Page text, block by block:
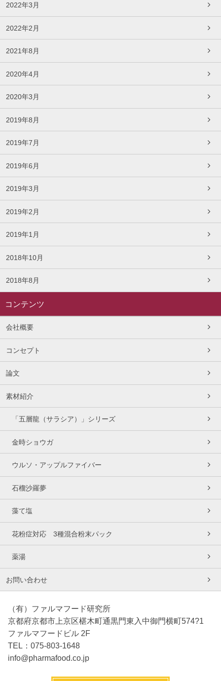
2022年3月
2022年2月
2021年8月
2020年4月
2020年3月
2019年8月
2019年7月
2019年6月
2019年3月
2019年2月
2019年1月
2018年10月
2018年8月
コンテンツ
会社概要
コンセプト
論文
素材紹介
「五層龍（サラシア）」シリーズ
金時ショウガ
ウルソ・アップルファイバー
石榴沙羅夢
藻て塩
花粉症対応 3種混合粉末パック
薬湯
お問い合わせ
（有）ファルマフード研究所
京都府京都市上京区椹木町通黒門東入中御門横町574?1
ファルマフードビル 2F
TEL：075-803-1648
info@pharmafood.co.jp